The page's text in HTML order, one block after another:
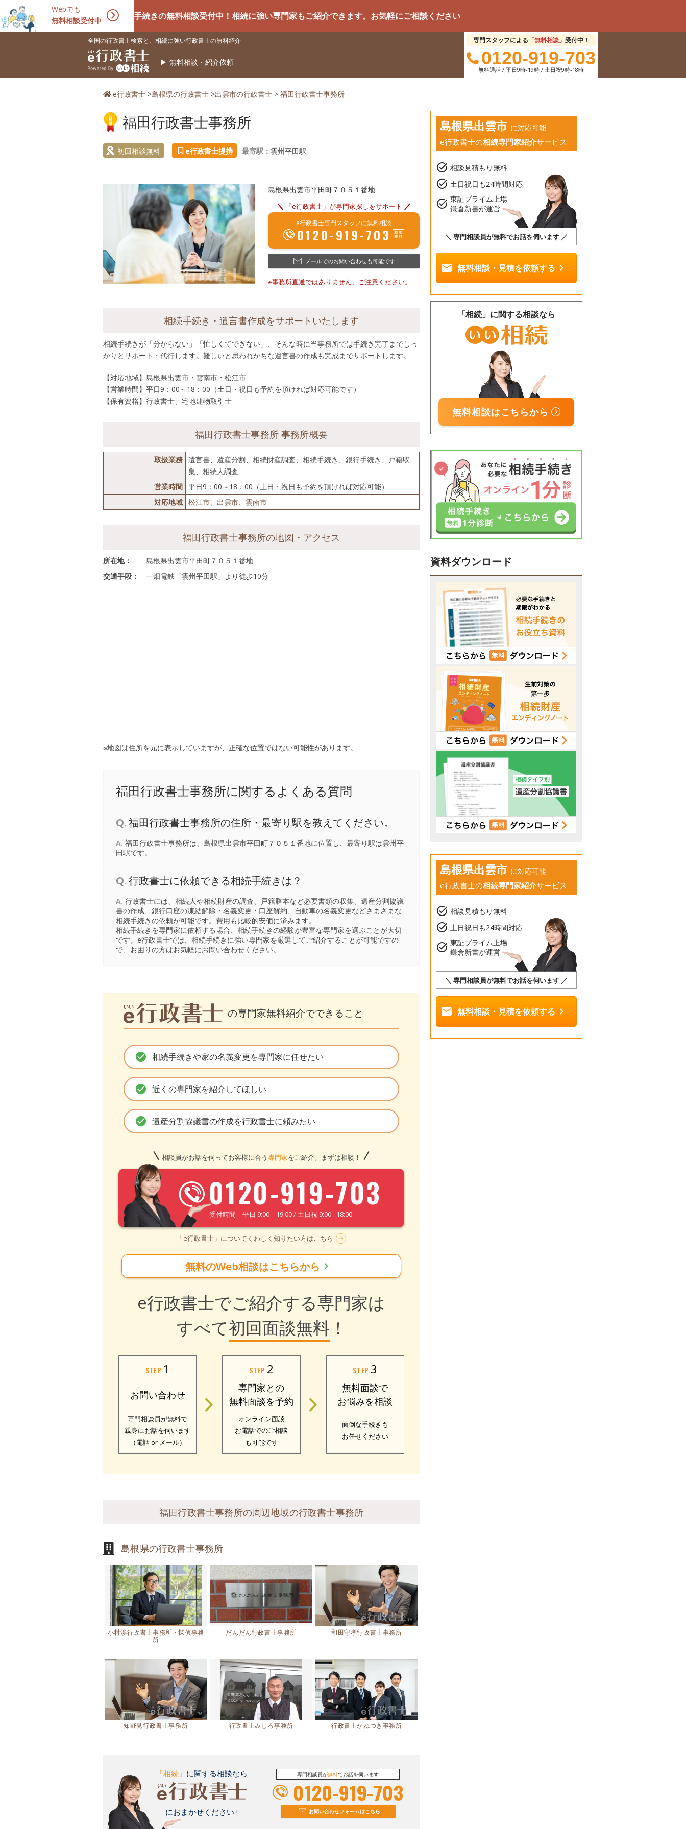
Webでも
無料相談受付中
相続手続きの無料相談受付中！相続に強い専門家もご紹介できます。お気軽にご相談ください
全国の行政書士検索と、相続に強い行政書士の無料紹介
無料相談・紹介依頼
専門スタッフによる 「無料相談」 受付中！
0120-919-703
無料通話 / 平日9時-19時 / 土日祝9時-18時
e行政書士 >島根県の行政書士 >出雲市の行政書士 > 福田行政書士事務所
福田行政書士事務所
初回相談無料 e行政書士提携 最寄駅： 雲州平田駅
島根県出雲市平田町７０５１番地
「e行政書士」が専門家探しをサポート
e行政書士専門スタッフに無料相談
0120-919-703
メールでのお問い合わせも可能です
※事務所直通ではありません、ご注意ください。
相続手続き・遺言書作成をサポートいたします
相続手続きが「分からない」「忙しくてできない」、そんな時に当事務所では手続き完了までしっ
かりとサポート・代行します。難しいと思われがちな遺言書の作成も完成までサポートします。
【対応地域】島根県出雲市・雲南市・松江市
【営業時間】平日9：00～18：00（土日・祝日も予約を頂ければ対応可能です）
【保有資格】行政書士、宅地建物取引士
福田行政書士事務所 事務所概要
取扱業務 遺言書、遺産分割、相続財産調査、相続手続き、銀行手続き、戸籍収
集、相続人調査
営業時間 平日9：00～18：00（土日・祝日も予約を頂ければ対応可能）
対応地域 松江市、 出雲市、 雲南市
福田行政書士事務所の地図・アクセス
所在地：
島根県出雲市平田町７０５１番地
交通手段：
一畑電鉄「雲州平田駅」より徒歩10分
※地図は住所を元に表示していますが、正確な位置ではない可能性があります。
福田行政書士事務所に関するよくある質問
Q.福田行政書士事務所の住所・最寄り駅を教えてください。
A. 福田行政書士事務所は、島根県出雲市平田町７０５１番地に位置し、最寄り駅は雲州平
田駅です。
Q.行政書士に依頼できる相続手続きは？
A. 行政書士には、相続人や相続財産の調査、戸籍謄本など必要書類の収集、遺産分割協議
書の作成、銀行口座の凍結解除・名義変更・口座解約、自動車の名義変更などさまざまな
相続手続きの依頼が可能です。費用も比較的安価に済みます。
相続手続きを専門家に依頼する場合、相続手続きの経験が豊富な専門家を選ぶことが大切
です。e行政書士では、相続手続きに強い専門家を厳選してご紹介することが可能ですの
で、お困りの方はお気軽にお問い合わせください。
の専門家無料紹介でできること
check_circle 相続手続きや家の名義変更を専門家に任せたい
check_circle 近くの専門家を紹介してほしい
check_circle 遺産分割協議書の作成を行政書士に頼みたい
相談員がお話を伺ってお客様に合う専門家をご紹介。まずは相談！
0120-919-703
受付時間 – 平日 9:00 – 19:00 / 土日祝 9:00 –18:00
「e行政書士」についてくわしく知りたい方はこちら
無料のWeb相談はこちらから chevron_right
e行政書士でご紹介する専門家は
すべて初回面談無料 ！
STEP 1
お問い合わせ
専門相談員が無料で
親身にお話を伺います
（電話 or メール）
STEP 2
専門家との
無料面談を予約
オンライン面談
お電話でのご相談
も可能です
STEP 3
無料面談で
お悩みを相談
面倒な手続きも
お任せください
福田行政書士事務所の周辺地域の行政書士事務所
島根県の行政書士事務所
小村渉行政書士事務所・探偵事務
所
だんだん行政書士事務所 和田守孝行政書士事務所
知野見行政書士事務所 行政書士みしろ事務所 行政書士かねつき事務所
「相続」 に関する相談なら
におまかせください !
専門相談員が無料でお話を伺います
0120-919-703
お問い合わせフォームはこちら
島根県出雲市 に対応可能
e行政書士の相続専門家紹介サービス
task_alt 相談見積もり無料
task_alt 土日祝日も24時間対応
task_alt 東証プライム上場
鎌倉新書が運営
＼ 専門相談員が無料でお話を伺います ／
mail 無料相談・見積を依頼する chevron_right
「相続」に関する相談なら
無料相談はこちらから
資料ダウンロード
島根県出雲市 に対応可能
e行政書士の相続専門家紹介サービス
task_alt 相談見積もり無料
task_alt 土日祝日も24時間対応
task_alt 東証プライム上場
鎌倉新書が運営
＼ 専門相談員が無料でお話を伺います ／
mail 無料相談・見積を依頼する chevron_right